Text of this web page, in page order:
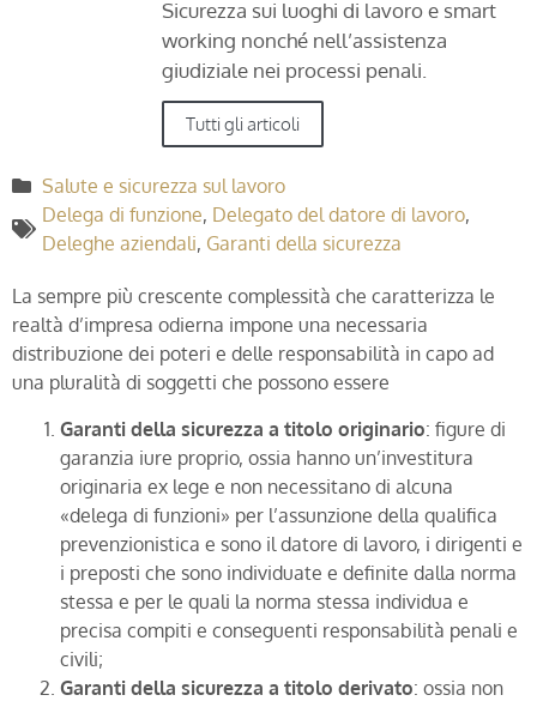
Sicurezza sui luoghi di lavoro e smart
working nonché nell’assistenza
giudiziale nei processi penali.
Tutti gli articoli
Salute e sicurezza sul lavoro
Delega di funzione, Delegato del datore di lavoro,
Deleghe aziendali, Garanti della sicurezza
La sempre più crescente complessità che caratterizza le
realtà d’impresa odierna impone una necessaria
distribuzione dei poteri e delle responsabilità in capo ad
una pluralità di soggetti che possono essere
Garanti della sicurezza a titolo originario: figure di
garanzia iure proprio, ossia hanno un’investitura
originaria ex lege e non necessitano di alcuna
«delega di funzioni» per l’assunzione della qualifica
prevenzionistica e sono il datore di lavoro, i dirigenti e
i preposti che sono individuate e definite dalla norma
stessa e per le quali la norma stessa individua e
precisa compiti e conseguenti responsabilità penali e
civili;
Garanti della sicurezza a titolo derivato: ossia non